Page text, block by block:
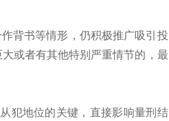
背书等情形，仍积极推广吸引投
或者有其他特别严重情节的，最
犯地位的关键，直接影响量刑结